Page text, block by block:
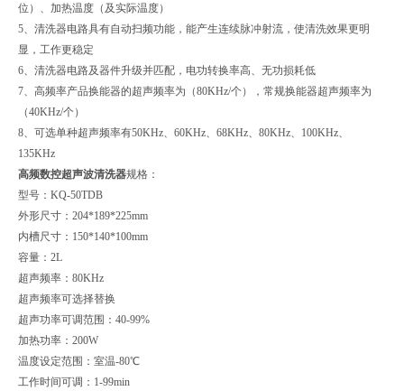
位）、加热温度（及实际温度）
5、清洗器电路具有自动扫频功能，能产生连续脉冲射流，使清洗效果更明
显，工作更稳定
6、清洗器电路及器件升级并匹配，电功转换率高、无功损耗低
7、高频率产品换能器的超声频率为（80KHz/个），常规换能器超声频率为
（40KHz/个）
8、可选单种超声频率有50KHz、60KHz、68KHz、80KHz、100KHz、
135KHz
高频数控超声波清洗器规格：
型号：KQ-50TDB
外形尺寸：204*189*225mm
内槽尺寸：150*140*100mm
容量：2L
超声频率：80KHz
超声频率可选择替换
超声功率可调范围：40-99%
加热功率：200W
温度设定范围：室温-80℃
工作时间可调：1-99min